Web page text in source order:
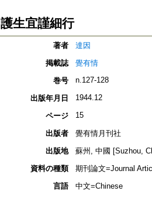
護生宜謹細行
著者
達因
掲載誌
覺有情
巻号
n.127-128
出版年月日 1944.12
ページ 15
出版者
覺有情月刊社
出版地
蘇州, 中國 [Suzhou,
資料の種類
期刊論文=Journal
言語
中文=Chinese